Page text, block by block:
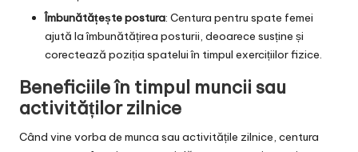
Îmbunătățește postura: Centura pentru spate femei
ajută la îmbunătățirea posturii, deoarece susține și
corectează poziția spatelui în timpul exercițiilor fizice.
Beneficiile în timpul muncii sau
activităților zilnice
Când vine vorba de munca sau activitățile zilnice, centura